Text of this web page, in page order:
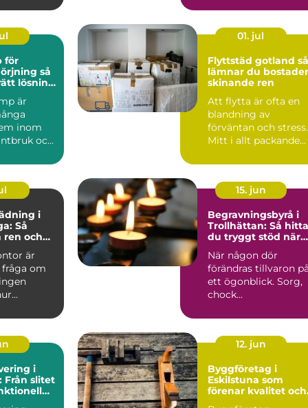
samtidigt ...
för
så
lösning
är
inom
och
01. jul
Flyttstäd gotland så
lämnar du
skinande ren
Att flytta är ofta en
blandning av
förväntan och stress.
Mitt i allt packande
som ...
i
Så
ren och
är
om
15. jun
Begravningsbyrå i
Trollhättan: Så
du tryggt stöd när
När någon dör
förändras tillvaron på
ett ögonblick. Sorg,
chock...
i
Från slitet
12. jun
Byggföretag i
Eskilstuna som
förenar kvalitet och